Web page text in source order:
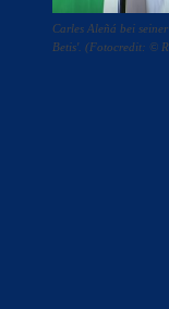
Carles Aleñá bei
Betis'. (Fotocredit: ©